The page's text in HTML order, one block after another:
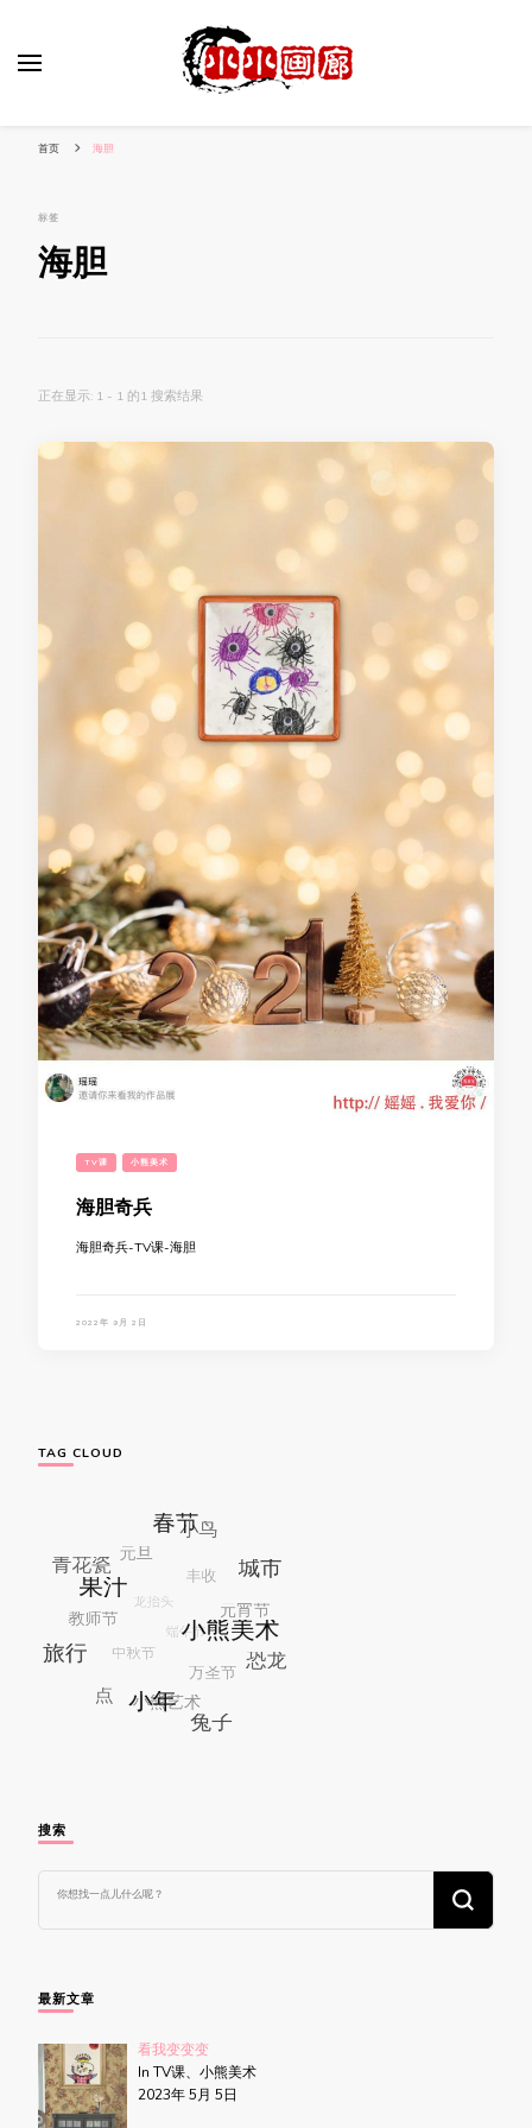
首页 海胆
标签
海胆
正在显示: 1 - 1 的1 搜索结果
TV课 小熊美术
海胆奇兵
海胆奇兵-TV课-海胆
2022年 9月 2日
TAG CLOUD
搜索
么
吗?
最新文章
看我变变变
In TV课、小熊美术
2023年 5月 5日